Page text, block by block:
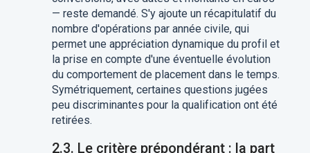
— reste demandé. S'y ajoute un récapitulatif du
nombre d'opérations par année civile, qui
permet une appréciation dynamique du profil et
la prise en compte d'une éventuelle évolution
du comportement de placement dans le temps.
Symétriquement, certaines questions jugées
peu discriminantes pour la qualification ont été
retirées.
2.3. Le critère prépondérant : la part